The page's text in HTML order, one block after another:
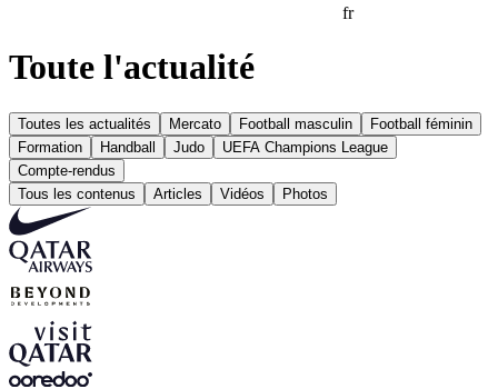
fr
Toute l'actualité
Toutes les actualités Mercato Football masculin
Football féminin
Formation
Handball Judo
UEFA Champions League
Compte-rendus
Tous les contenus
Articles Vidéos Photos